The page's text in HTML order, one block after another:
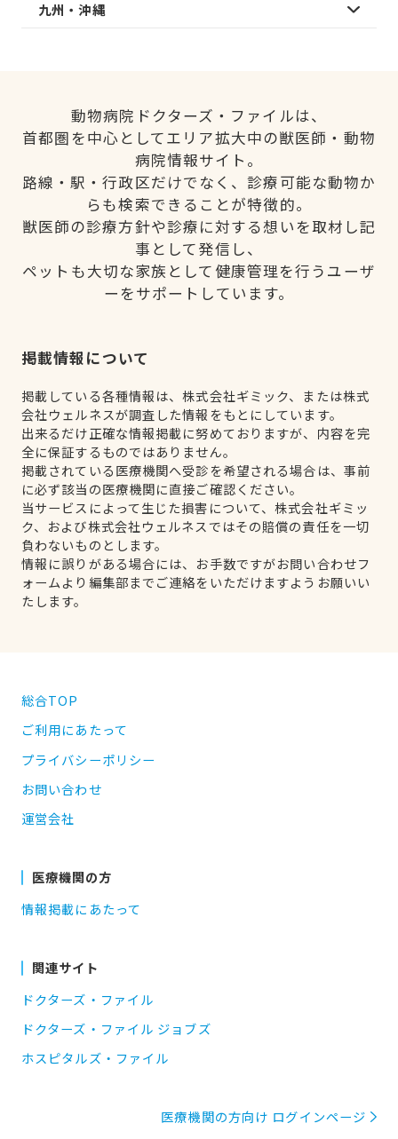
九州・沖縄
動物病院ドクターズ・ファイルは、
首都圏を中心としてエリア拡大中の獣医師・動物
病院情報サイト。
路線・駅・行政区だけでなく、診療可能な動物か
らも検索できることが特徴的。
獣医師の診療方針や診療に対する想いを取材し記
事として発信し、
ペットも大切な家族として健康管理を行うユーザ
ーをサポートしています。
掲載情報について
掲載している各種情報は、株式会社ギミック、または株式
会社ウェルネスが調査した情報をもとにしています。
出来るだけ正確な情報掲載に努めておりますが、内容を完
全に保証するものではありません。
掲載されている医療機関へ受診を希望される場合は、事前
に必ず該当の医療機関に直接ご確認ください。
当サービスによって生じた損害について、株式会社ギミッ
ク、および株式会社ウェルネスではその賠償の責任を一切
負わないものとします。
情報に誤りがある場合には、お手数ですがお問い合わせフ
ォームより編集部までご連絡をいただけますようお願いい
たします。
総合TOP
ご利用にあたって
プライバシーポリシー
お問い合わせ
運営会社
医療機関の方
情報掲載にあたって
関連サイト
ドクターズ・ファイル
ドクターズ・ファイル ジョブズ
ホスピタルズ・ファイル
医療機関の方向け ログインページ